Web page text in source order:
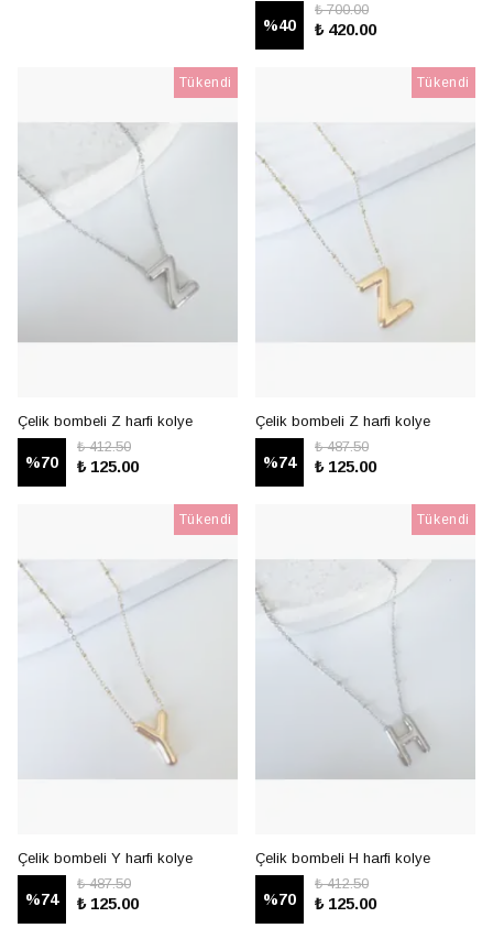
%40
₺ 700.00
₺ 420.00
Tükendi
Çelik bombeli Z harfi kolye
%70
₺ 412.50
₺ 125.00
Tükendi
Çelik bombeli Z harfi kolye
%74
₺ 487.50
₺ 125.00
Tükendi
Çelik bombeli Y harfi kolye
%74
₺ 487.50
₺ 125.00
Tükendi
Çelik bombeli H harfi kolye
%70
₺ 412.50
₺ 125.00